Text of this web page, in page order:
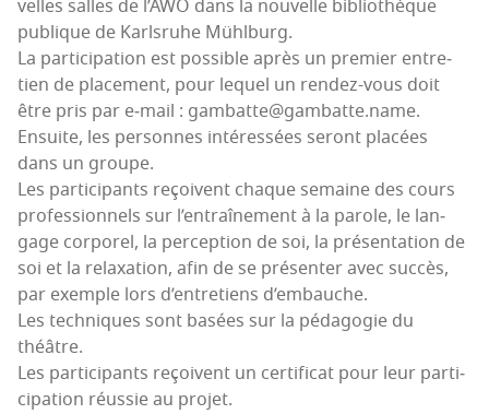
velles salles de l’A­WO dans la nou­velle biblio­thèque
publique de Karls­ruhe Mühlburg.
La par­ti­ci­pa­tion est pos­sible après un pre­mier entre­
tien de pla­ce­ment, pour lequel un ren­dez-vous doit
être pris par e‑mail : gambatte@gambatte.name.
Ensuite, les per­sonnes inté­res­sées seront pla­cées
dans un groupe.
Les par­ti­ci­pants reçoivent chaque semaine des cours
pro­fes­sion­nels sur l’en­traî­ne­ment à la parole, le lan­
gage cor­po­rel, la per­cep­tion de soi, la pré­sen­ta­tion de
soi et la relaxa­tion, afin de se pré­sen­ter avec suc­cès,
par exemple lors d’en­tre­tiens d’embauche.
Les tech­niques sont basées sur la péda­go­gie du
théâtre.
Les par­ti­ci­pants reçoivent un cer­ti­fi­cat pour leur par­ti­
ci­pa­tion réus­sie au projet.